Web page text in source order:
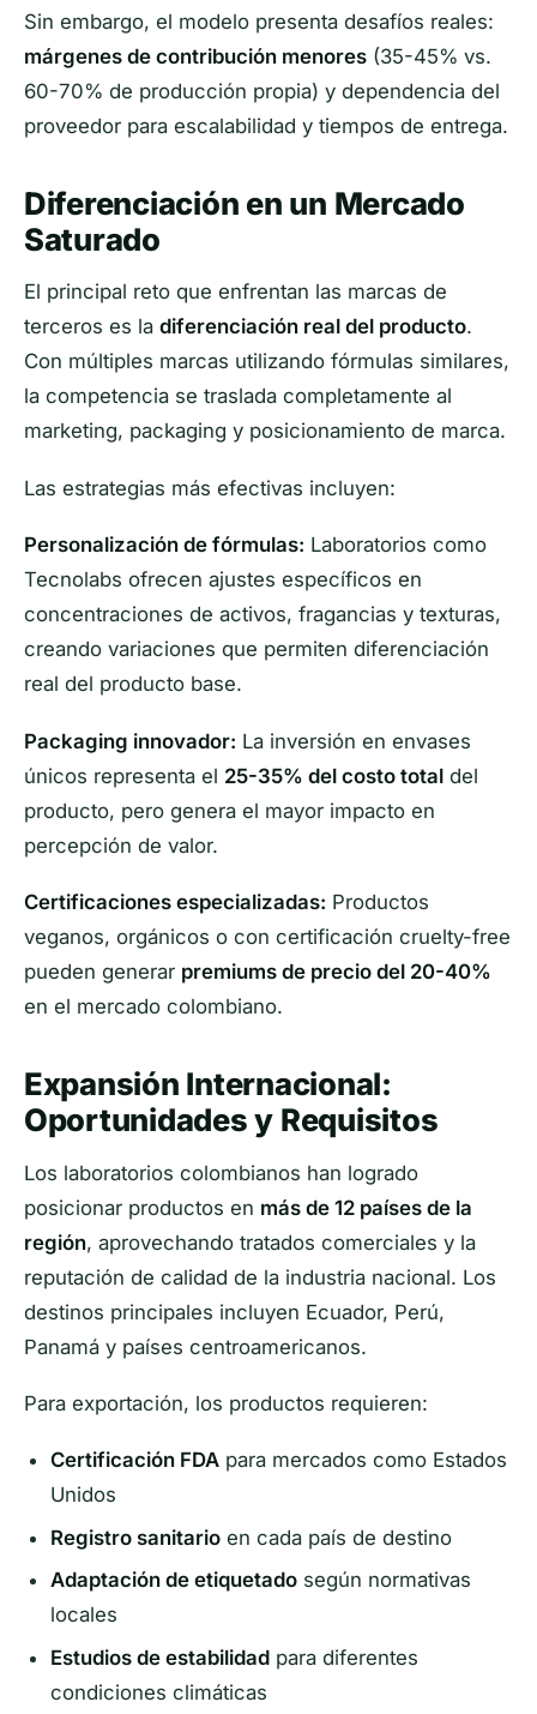
Sin embargo, el modelo presenta desafíos reales:
márgenes de contribución menores (35-45% vs.
60-70% de producción propia) y dependencia del
proveedor para escalabilidad y tiempos de entrega.
Diferenciación en un Mercado
Saturado
El principal reto que enfrentan las marcas de
terceros es la diferenciación real del producto.
Con múltiples marcas utilizando fórmulas similares,
la competencia se traslada completamente al
marketing, packaging y posicionamiento de marca.
Las estrategias más efectivas incluyen:
Personalización de fórmulas: Laboratorios como
Tecnolabs ofrecen ajustes específicos en
concentraciones de activos, fragancias y texturas,
creando variaciones que permiten diferenciación
real del producto base.
Packaging innovador: La inversión en envases
únicos representa el 25-35% del costo total del
producto, pero genera el mayor impacto en
percepción de valor.
Certificaciones especializadas: Productos
veganos, orgánicos o con certificación cruelty-free
pueden generar premiums de precio del 20-40%
en el mercado colombiano.
Expansión Internacional:
Oportunidades y Requisitos
Los laboratorios colombianos han logrado
posicionar productos en más de 12 países de la
región, aprovechando tratados comerciales y la
reputación de calidad de la industria nacional. Los
destinos principales incluyen Ecuador, Perú,
Panamá y países centroamericanos.
Para exportación, los productos requieren:
Certificación FDA para mercados como Estados
Unidos
Registro sanitario en cada país de destino
Adaptación de etiquetado según normativas
locales
Estudios de estabilidad para diferentes
condiciones climáticas